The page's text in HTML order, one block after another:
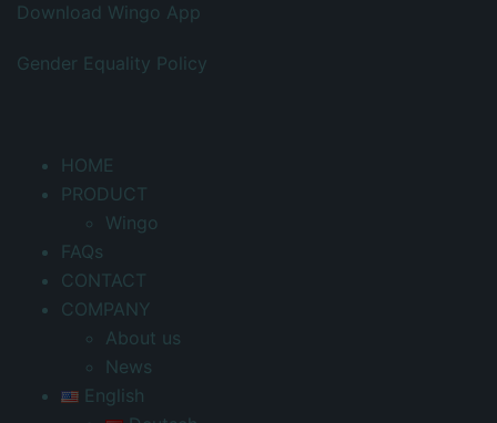
Download Wingo App
Gender Equality Policy
HOME
PRODUCT
Wingo
FAQs
CONTACT
COMPANY
About us
News
English